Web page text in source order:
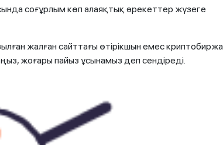
соғұрлым көп алаяқтық әрекеттер жүзеге
жалған сайттағы өтірікшын емес криптобиржа.
жоғары пайыз ұсынамыз деп сендіреді.